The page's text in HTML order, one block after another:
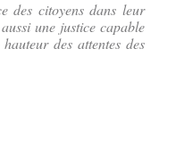
des citoyens dans leur
une justice capable
des attentes des